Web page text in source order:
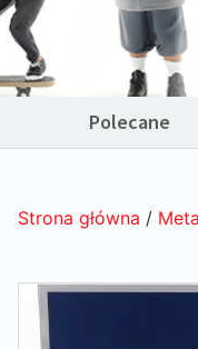
Polecane
Strona główna /